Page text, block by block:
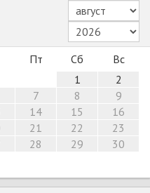
Пт Сб
Вс
1
2
7 8
9
14 15
16
21 22
23
28 29
30